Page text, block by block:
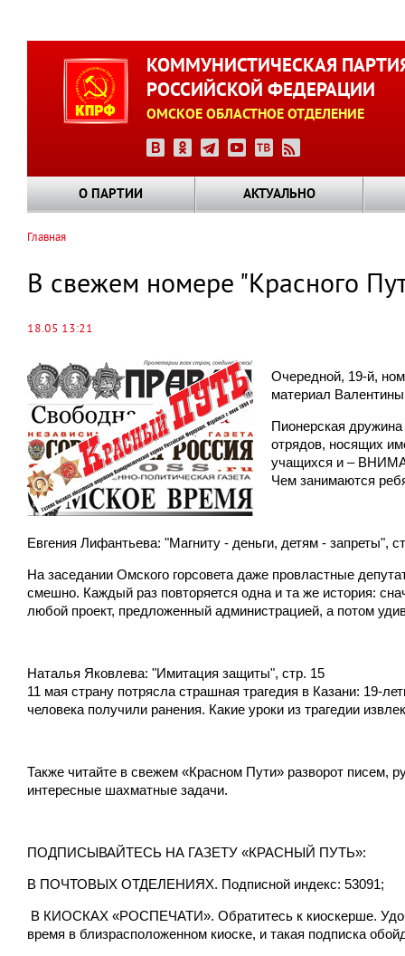
КОММУНИСТИЧЕСКАЯ
РОССИЙСКОЙ ФЕДЕРАЦИИ
ОМСКОЕ ОБЛАСТНОЕ ОТДЕЛЕНИЕ
О ПАРТИИ АКТУАЛЬНО
навигации
Главная
В свежем номере "Красного
18.05 13:21
Очередной, 19-й,
материал
Пионерская
отрядов, носящих
учащихся и –
Чем занимаются
Евгения Лифантьева: "Магниту - деньги, детям - запреты",
На заседании Омского горсовета даже провластные
смешно. Каждый раз повторяется одна и та же история:
любой проект, предложенный администрацией, а потом
Наталья Яковлева: "Имитация защиты", стр. 15
11 мая страну потрясла страшная трагедия в Казани: 19-
человека получили ранения. Какие уроки из трагедии
Также читайте в свежем «Красном Пути» разворот писем,
интересные шахматные задачи.
ПОДПИСЫВАЙТЕСЬ НА ГАЗЕТУ «КРАСНЫЙ ПУТЬ»:
В ПОЧТОВЫХ ОТДЕЛЕНИЯХ. Подписной индекс: 53091;
В КИОСКАХ «РОСПЕЧАТИ». Обратитесь к киоскерше.
время в близрасположенном киоске, и такая подписка